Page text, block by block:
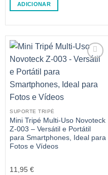
ADICIONAR
SUPORTE TRIPÉ
Mini Tripé Multi-Uso Novoteck
Z-003 – Versátil e Portátil
para Smartphones, Ideal para
Fotos e Vídeos
11,95 €